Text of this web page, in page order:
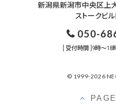
新潟県新潟市中央区上
ストークビ
050-
[ 受付時間 ]9時～18
© 1999-2026